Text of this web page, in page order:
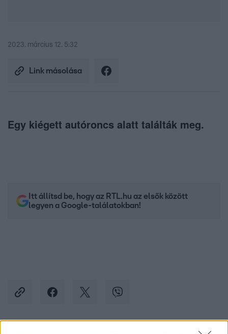
2023. március 12. 5:32
Link másolása
Egy kiégett autóroncs alatt találták meg.
Itt állítsd be, hogy az RTL.hu az elsők között
legyen a Google-találatokban!